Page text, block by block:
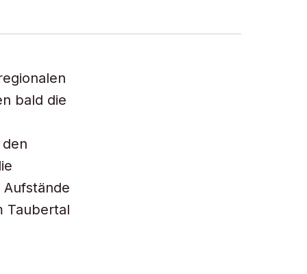
bald die
Taubertal